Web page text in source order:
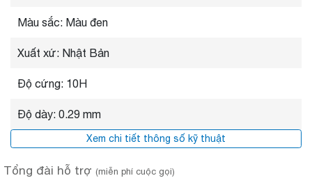
Màu sắc: Màu đen
Xuất xứ: Nhật Bản
Độ cứng: 10H
Độ dày: 0.29 mm
Xem chi tiết thông số kỹ thuật
Tổng đài hỗ trợ (miễn phí cuộc gọi)